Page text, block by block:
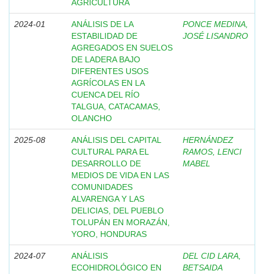
AGRICULTURA
2024-01
ANÁLISIS DE LA
ESTABILIDAD DE
AGREGADOS EN SUELOS
DE LADERA BAJO
DIFERENTES USOS
AGRÍCOLAS EN LA
CUENCA DEL RÍO
TALGUA, CATACAMAS,
OLANCHO
PONCE MEDINA,
JOSÉ LISANDRO
2025-08
ANÁLISIS DEL CAPITAL
CULTURAL PARA EL
DESARROLLO DE
MEDIOS DE VIDA EN LAS
COMUNIDADES
ALVARENGA Y LAS
DELICIAS, DEL PUEBLO
TOLUPÁN EN MORAZÁN,
YORO, HONDURAS
HERNÁNDEZ
RAMOS, LENCI
MABEL
2024-07
ANÁLISIS
ECOHIDROLÓGICO EN
DEL CID LARA,
BETSAIDA